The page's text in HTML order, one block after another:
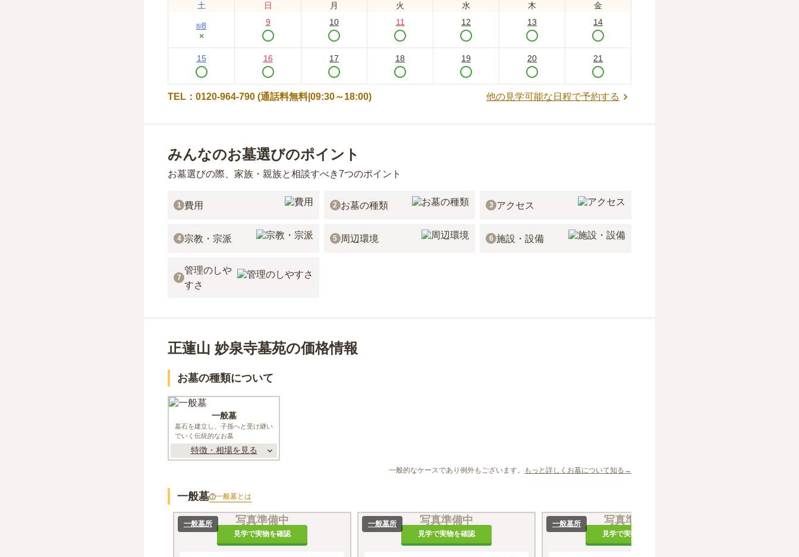
土 日 月 火 水 木 金
8/8
×
9 10 11 12 13 14
15 16 17 18 19 20 21
TEL：0120-964-790 (通話料無料|09:30～18:00) 他の見学可能な日程で予約する
みんなのお墓選びのポイント
お墓選びの際、家族・親族と相談すべき7つのポイント
1 費用 2 お墓の種類 3 アクセス
4 宗教・宗派 5 周辺環境 6 施設・設備
7
管理のしや
すさ
正蓮山 妙泉寺墓苑の価格情報
お墓の種類について
一般墓
墓石を建立し、子孫へと受け継い
でいく伝統的なお墓
特徴・相場を見る
一般的なケースであり例外もございます。 もっと詳しくお墓について知る→
一般墓 一般墓とは
写真準備中
見学で実物を確認
一般墓所 写真準備中
見学で実物を確認
一般墓所 写真準備中
見学で実物を確認
一般墓所